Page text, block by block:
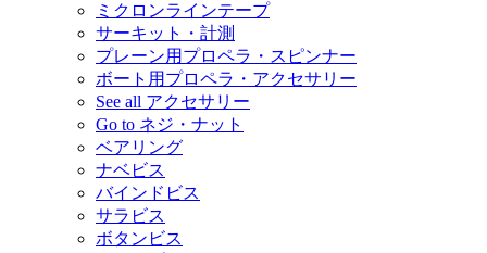
ミクロンラインテープ
サーキット・計測
プレーン用プロペラ・スピンナー
ボート用プロペラ・アクセサリー
See all アクセサリー
Go to ネジ・ナット
ベアリング
ナベビス
バインドビス
サラビス
ボタンビス